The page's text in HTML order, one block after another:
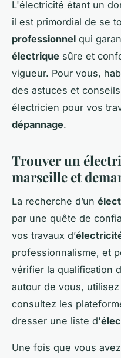
L'électricité étant un
il est primordial de se
professionnel qui
électrique sûre et
vigueur. Pour vous,
des astuces et
électricien pour vos
dépannage.
Trouver un
marseille et
La recherche d’un
par une quête de
vos travaux d’
professionnalisme, et
vérifier la qualification
autour de vous,
consultez les
dresser une liste d'
Une fois que vous